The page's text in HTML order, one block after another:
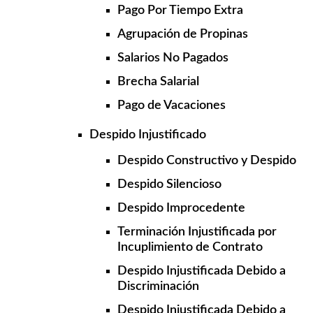
Pago Por Tiempo Extra
Agrupación de Propinas
Salarios No Pagados
Brecha Salarial
Pago de Vacaciones
Despido Injustificado
Despido Constructivo y Despido
Despido Silencioso
Despido Improcedente
Terminación Injustificada por
Incuplimiento de Contrato
Despido Injustificada Debido a
Discriminación
Despido Injustificada Debido a